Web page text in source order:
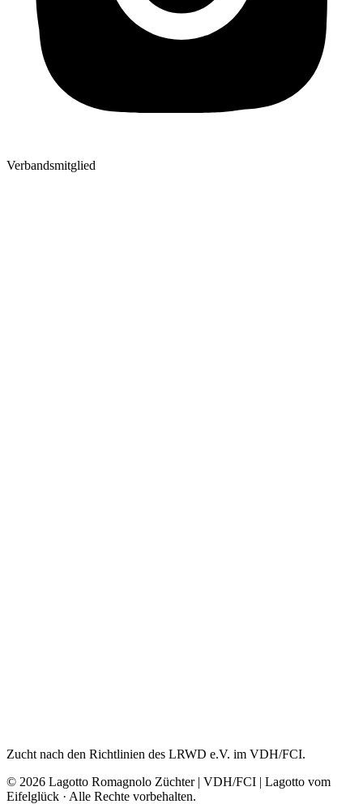
Verbandsmitglied
Zucht nach den Richtlinien des LRWD e.V. im VDH/FCI.
© 2026 Lagotto Romagnolo Züchter | VDH/FCI | Lagotto vom
Eifelglück · Alle Rechte vorbehalten.